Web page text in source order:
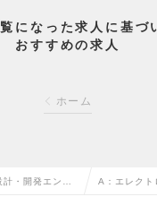
になった求人に基づ
おすすめの求人
ホーム
計・開発エンジ A：エレクト